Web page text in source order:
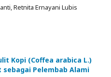
Retnita Ernayani Lubis
Kopi (Coffea arabica L.)
sebagai Pelembab Alami